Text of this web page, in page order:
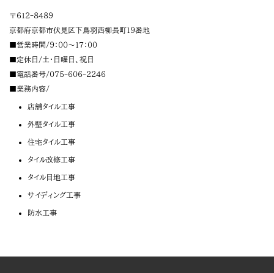
〒612-8489
京都府京都市伏見区下鳥羽西柳長町１９番地
■営業時間/9：00～17：00
■定休日/土・日曜日、祝日
■電話番号/075-606-2246
■業務内容/
店舗タイル工事
外壁タイル工事
住宅タイル工事
タイル改修工事
タイル目地工事
サイディング工事
防水工事